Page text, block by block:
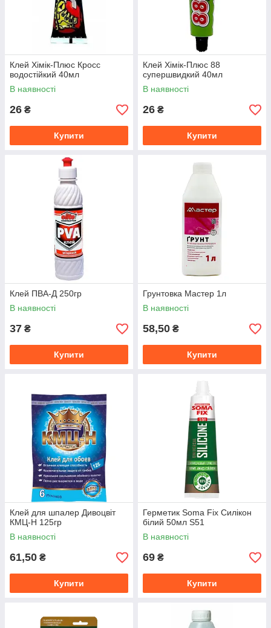
Клей Хімік-Плюс Кросс
водостійкий 40мл
В наявності
26 ₴
Купити
Клей Хімік-Плюс 88
супершвидкий 40мл
В наявності
26 ₴
Купити
Клей ПВА-Д 250гр
В наявності
37 ₴
Купити
Грунтовка Мастер 1л
В наявності
58,50 ₴
Купити
Клей для шпалер Дивоцвіт
КМЦ-Н 125гр
В наявності
61,50 ₴
Купити
Герметик Soma Fix Силікон
білий 50мл S51
В наявності
69 ₴
Купити